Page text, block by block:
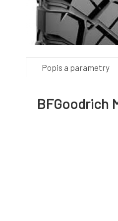
Popis a parametry
BFGoodrich